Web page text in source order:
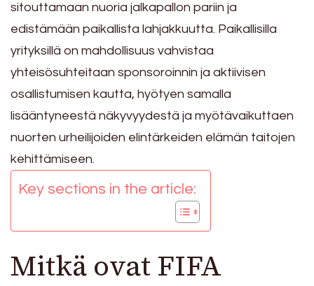
sitouttamaan nuoria jalkapallon pariin ja
edistämään paikallista lahjakkuutta. Paikallisilla
yrityksillä on mahdollisuus vahvistaa
yhteisösuhteitaan sponsoroinnin ja aktiivisen
osallistumisen kautta, hyötyen samalla
lisääntyneestä näkyvyydestä ja myötävaikuttaen
nuorten urheilijoiden elintärkeiden elämän taitojen
kehittämiseen.
Key sections in the article:
Mitkä ovat FIFA